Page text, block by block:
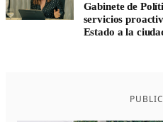
Gabinete de
servicios
Estado a la